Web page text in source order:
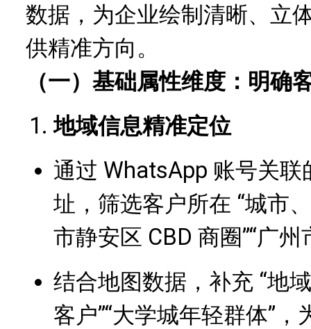
数据，为企业绘制清晰、立
供精准方向。
（一）基础属性维度：明确
地域信息精准定位
通过 WhatsApp 账号关
址，筛选客户所在 “城市
市静安区 CBD 商圈”“广
结合地图数据，补充 “地
客户”“大学城年轻群体”